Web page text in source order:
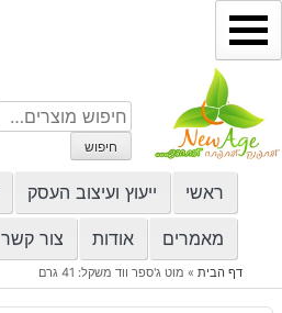
דילוג
לתוכן
חיפוש
עבור:
חיפוש
ראשי ייעוץ ועיצוב העסק
מאמרים אודות צור קשר
דף הבית» מוט ג'ספר ווד משקל: 41 גרם